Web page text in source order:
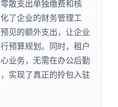
散支出单独缴费和核
了企业的财务管理工
见的额外支出，让企业
预算规划。同时，租户
业务，无需在办公后勤
实现了真正的拎包入驻